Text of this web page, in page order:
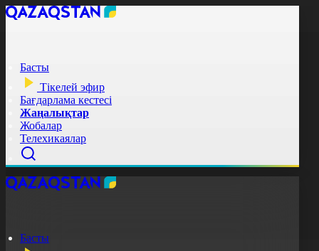
Басты
Тікелей эфир
Бағдарлама кестесі
Жаңалықтар
Жобалар
Телехикаялар
Басты